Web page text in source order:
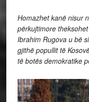
Homazhet kanë nisur
përkujtimore
Ibrahim Rugova u bë
gjithë popullit të
të botës demokratike